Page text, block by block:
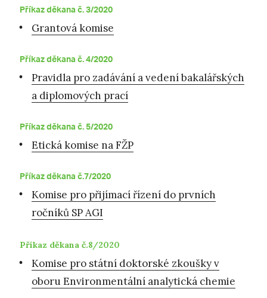
Příkaz děkana č. 3/2020
Grantová komise
Příkaz děkana č. 4/2020
Pravidla pro zadávání a vedení bakalářských
a diplomových prací
Příkaz děkana č. 5/2020
Etická komise na FŽP
Příkaz děkana č.7/2020
Komise pro přijímací řízení do prvních
ročníků SP AGI
Příkaz děkana č.8/2020
Komise pro státní doktorské zkoušky v
oboru Environmentální analytická chemie